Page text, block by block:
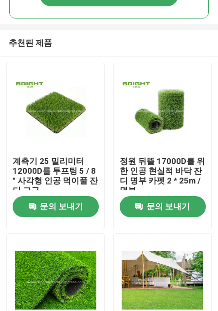
제품
회사 소개
추천된 제품
계측기 25 밀리미터
12000D를 투프팅 5 / 8
" 사각형 인공 먹이풀 잔
디 고급
문의 보내기
정원 뒤뜰 17000D를 위
한 인공 현실적 바닥 잔
디 명부 카펫 2 * 25m /
명부
문의 보내기